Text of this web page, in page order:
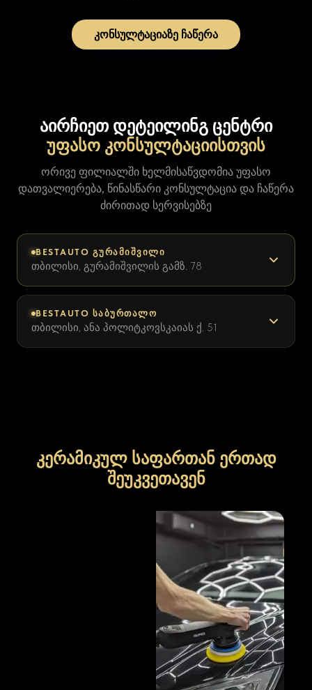
კონსულტაციაზე ჩაწერა
აირჩიეთ დეტეილინგ ცენტრი
უფასო კონსულტაციისთვის
ორივე ფილიალში ხელმისაწვდომია უფასო
დათვალიერება, წინასწარი კონსულტაცია და ჩაწერა
ძირითად სერვისებზე
BESTAUTO ᲒᲣᲠᲐᲛᲘᲨᲕᲘᲚᲘ
თბილისი, გურამიშვილის გამზ. 78
BESTAUTO ᲡᲐᲑᲣᲠᲗᲐᲚᲝ
თბილისი, ანა პოლიტკოვსკაიას ქ. 51
კერამიკულ საფართან ერთად
შეუკვეთავენ